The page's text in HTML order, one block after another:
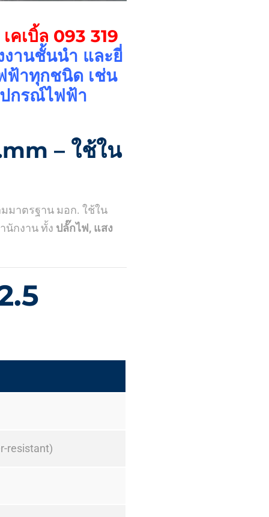
คเบิ้ล 093 319
งานชั้นนำ และยี่
ฟ้าทุกชนิด เช่น
กรณ์ไฟฟ้า
– ใช้ใน
มาตรฐาน มอก. ใช้ใน
นักงาน ทั้ง ปลั๊กไฟ, แสง
resistant)